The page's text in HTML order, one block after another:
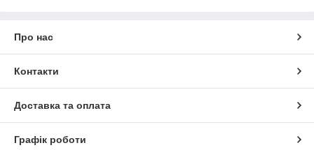
Про нас
Контакти
Доставка та оплата
Графік роботи